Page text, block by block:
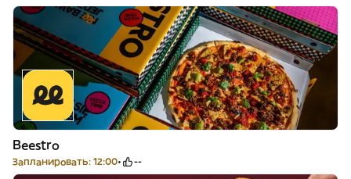
Beestro
Запланировать: 12:00 --